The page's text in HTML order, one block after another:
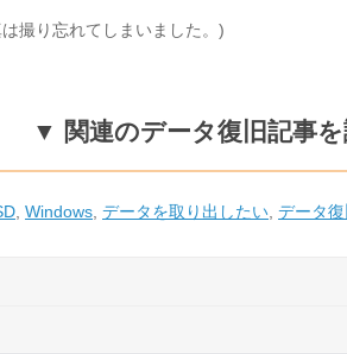
撮り忘れてしまいました。)
▼ 関連のデータ復旧記事
Windows データを取り出したい データ復